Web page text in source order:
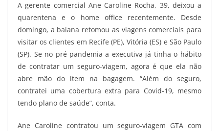
A gerente comercial Ane Caroline Rocha, 39, deixou a
quarentena e o home office recentemente. Desde
domingo, a baiana retomou as viagens comerciais para
visitar os clientes em Recife (PE), Vitória (ES) e São Paulo
(SP). Se no pré-pandemia a executiva já tinha o hábito
de contratar um seguro-viagem, agora é que ela não
abre mão do item na bagagem. “Além do seguro,
contratei uma cobertura extra para Covid-19, mesmo
tendo plano de saúde”, conta.
Ane Caroline contratou um seguro-viagem GTA com